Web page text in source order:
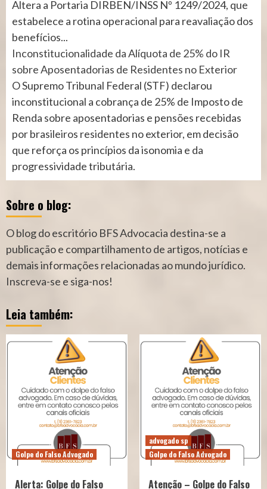
Altera a Portaria DIRBEN/INSS Nº 1249/2024, que
estabelece a rotina operacional para reavaliação dos
benefícios...
Inconstitucionalidade da Alíquota de 25% do IR
sobre Aposentadorias de Residentes no Exterior
O Supremo Tribunal Federal (STF) declarou
inconstitucional a cobrança de 25% de Imposto de
Renda sobre aposentadorias e pensões recebidas
por brasileiros residentes no exterior, em decisão
que reforça os princípios da isonomia e da
progressividade tributária.
Sobre o blog:
O blog do escritório BFS Advocacia destina-se a
publicação e compartilhamento de artigos, notícias e
demais informações relacionadas ao mundo jurídico.
Inscreva-se e siga-nos!
Leia também:
Golpe do Falso Advogado
Alerta: Golpe do Falso
advogado sp
Golpe do Falso Advogado
Atenção – Golpe do Falso